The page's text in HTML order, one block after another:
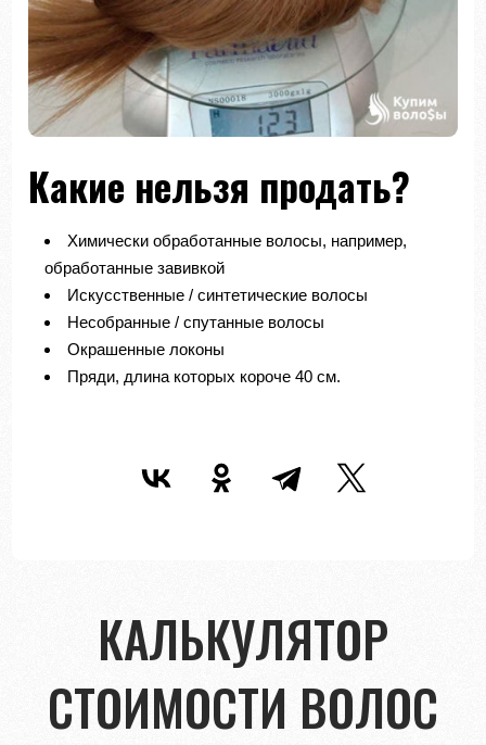
Какие нельзя продать?
Химически обработанные волосы, например,
обработанные завивкой
Искусственные / синтетические волосы
Несобранные / спутанные волосы
Окрашенные локоны
Пряди, длина которых короче 40 см.
КАЛЬКУЛЯТОР
СТОИМОСТИ ВОЛОС